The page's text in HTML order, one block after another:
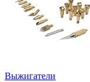
Выжигатели